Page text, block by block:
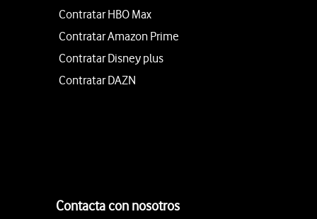
Contratar HBO Max
Contratar Amazon Prime
Contratar Disney plus
Contratar DAZN
Contacta con nosotros